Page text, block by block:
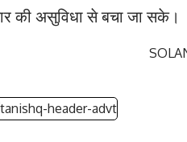
की असुविधा से बचा जा सके।